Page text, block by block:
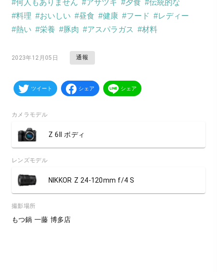
#何人もありません #アサツキ #夕食 #伝統的な
#料理 #おいしい #昼食 #健康 #フード #レディー
#熱い #栄養 #豚肉 #アスパラガス #材料
2023年12月05日 通報
ツイート シェア シェア
カメラモデル
Z 6II ボディ
レンズモデル
NIKKOR Z 24-120mm f/4 S
撮影場所
もつ鍋 一藤 博多店